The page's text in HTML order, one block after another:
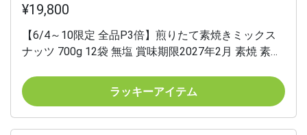
¥19,800
【6/4～10限定 全品P3倍】煎りたて素焼きミックス
ナッツ 700g 12袋 無塩 賞味期限2027年2月 素焼 素焼
るみ カシューナッツ マカダミアナッツ 虎姫
ラッキーアイテム